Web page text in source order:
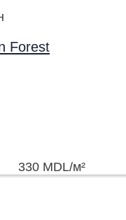
Forest
330 MDL/м²